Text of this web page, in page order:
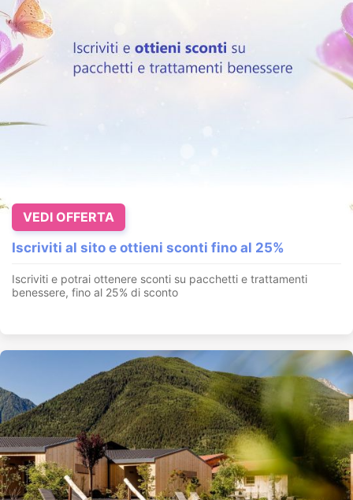
Iscriviti al sito e ottieni sconti fino al 25%
Iscriviti e potrai ottenere sconti su pacchetti e trattamenti
benessere, fino al 25% di sconto
VEDI OFFERTA